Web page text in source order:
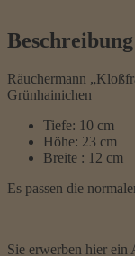
Beschreibung
Räuchermann
Grünhainichen
Tiefe: 10 cm
Höhe: 23 cm
Breite : 12 cm
Es passen die
Sie erwerben hier ein